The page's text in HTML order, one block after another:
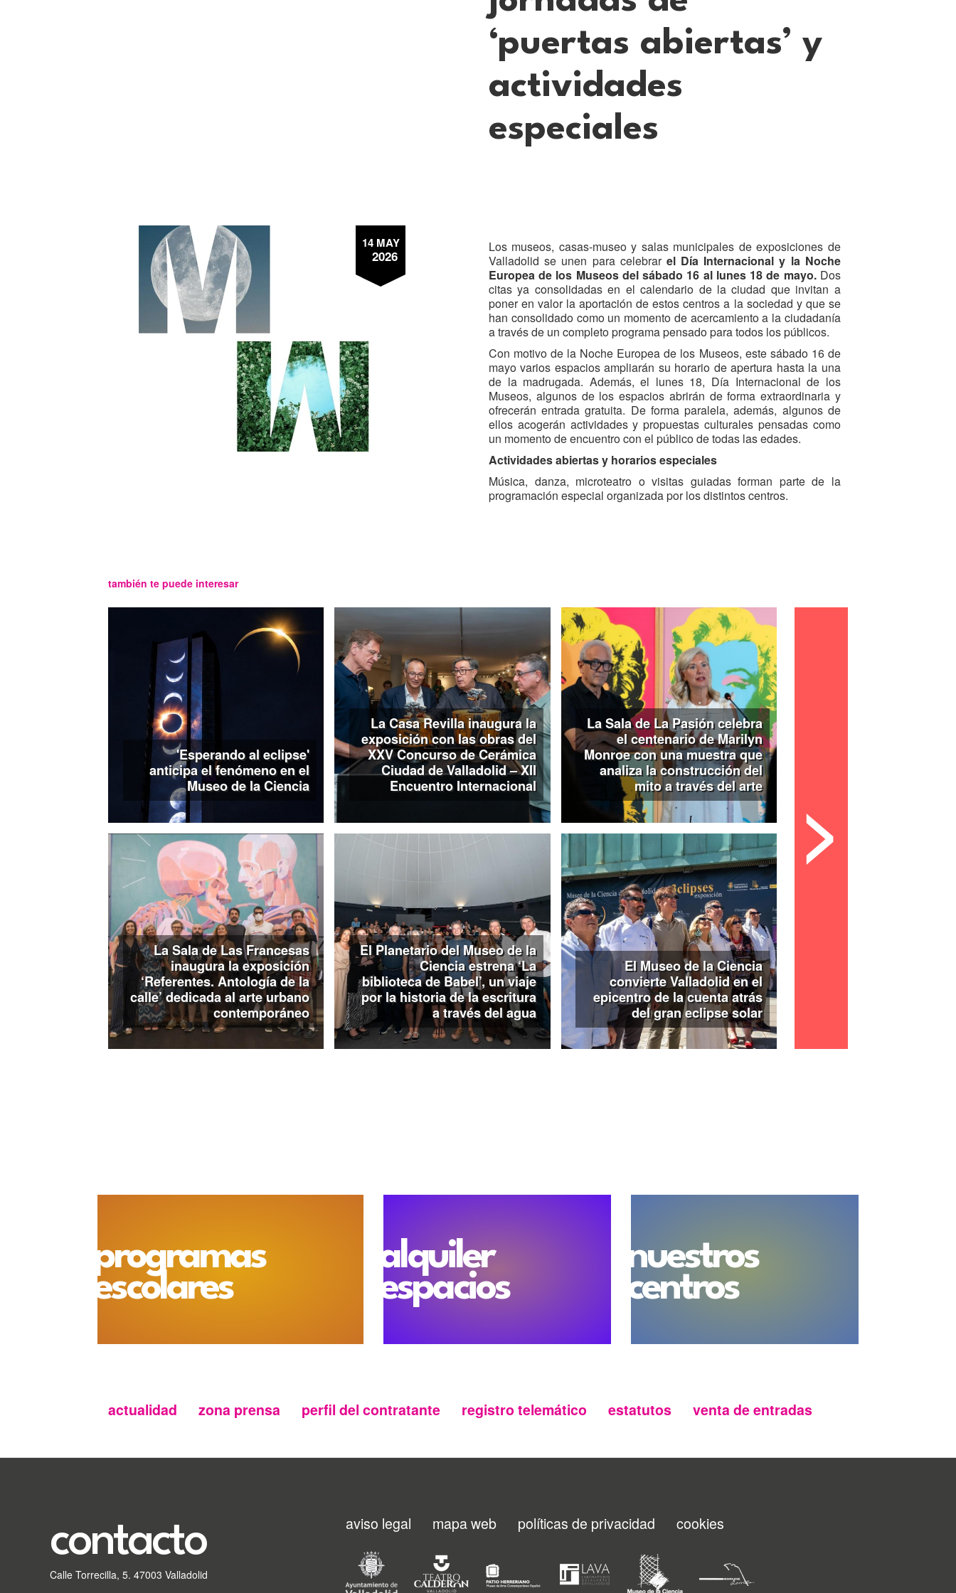
‘puertas abiertas’ y
actividades
especiales
14 MAY
2026
Los museos, casas-museo y salas municipales de exposiciones de
Valladolid se unen para celebrar el Día Internacional y la Noche
Europea de los Museos del sábado 16 al lunes 18 de mayo.Dos
citas ya consolidadas en el calendario de la ciudad que invitan a
poner en valor la aportación de estos centros a la sociedad y que se
han consolidado como un momento de acercamiento a la ciudadanía
a través de un completo programa pensado para todos los públicos.
Con motivo de la Noche Europea de los Museos, este sábado 16 de
mayo varios espacios ampliarán su horario de apertura hasta la una
de la madrugada. Además, el lunes 18, Día Internacional de los
Museos, algunos de los espacios abrirán de forma extraordinaria y
ofrecerán entrada gratuita. De forma paralela, además, algunos de
ellos acogerán actividades y propuestas culturales pensadas como
un momento de encuentro con el público de todas las edades.
Actividades abiertas y horarios especiales
Música, danza, microteatro o visitas guiadas forman parte de la
programación especial organizada por los distintos centros.
También abrirán sus puertas hasta la una de la madrugada del
domingo y de forma extraordinaria el lunes (con cierre la jornada del
domingo)
las Salas Municipales de Exposiciones de Las
Francesas, La Pasión y Casa Revilla.Las salas de La Pasión
organiza visitas guiadas a su muestra ‘Tres visiones de España:
Sorolla, Romero de Torres y Solana’ (sábado a las 20:00 y a las
22:00h) y la Sala de Las Francesas, a ‘La Baronesa de Wilson: una
vida increíble’ (sábado a las 20:00 y a las 21:30h), ambas sin
necesidad de inscripción previa.
El público familiar será protagonista en lacasa-museo de Colón
visitas teatralizadas para conocer la historia del almirante y sus viajes
el sábado 16 de mayo a las 19:00, 21:00 y 23:00 horas, con
inscripción previa en el 983 291 353. Con motivo de la Noche de los
Museos, el centro dedicado al navegante extenderá su horario hasta
la una de la madrugada, mientras que el lunes abrirá sus puertas de
forma extraordinaria con entrada gratuita (cierre el domingo 17).
Niños y familias podrán disfrutar también de las exposiciones
temporales y la colección permanente delMuseo de la Ciencia
amplía su horario: alargará su apertura del sábado hasta la una de la
madrugada del domingo (entrada gratuita desde las 19:15h) y abrirá
el lunes de 10:00 a 18:00h –Casa del Río, de 10:00 a 14:30h-, con
entrada libre todo el día. Además, ofrece una programación especial
de planetario con acceso mediante invitación. Pueden retirarse en el
propio museo el sábado desde las 19:15h para las sesiones de este
día y el lunes desde las 10:00 para los pases de en horario de
mañana y desde las 15:30h para los de tarde de esta jornada.
Por su parte, la
casa-museo de José Zorrillaacoge el espectáculo
de microteatro La promesa, basado en la leyenda de Bécquer
(sábado con pases cada hora entre las 20:30 y las 00:30h). La
entrada es gratuita con invitación, disponible en su recepción. El
Museo Casa de Cervantesse suma a la celebración con entrada
Exposiciones Teresa Ortega Coca, en el Palacio de Pimentel
permitirá visitar la muestra ‘Lo que estamos perdiendo y la fragilidad
de lo que nos queda’, de Julia Gallego, con un horario especial
(desde las 12:00h del sábado 16 hasta la una de la madrugada y el
lunes 18 en horario de mañana y tarde). Además, el sábado acogerá
También presentará su colección elMuseo de San Joaquín y Santa
Los museos de la ciudad acercan a los visitantes también a otros
13:00 y entre las 17:00 y las 19:00h), y del Museo Oriental, que se
11:00 y las 14:00h, el público podrá visitar de forma libre un itinerario
prefijado por los fondos del centro.
• Apertura extraordinaria: sábado de 11:00h a 01:00h del domingo y
también te puede interesar
'Esperando al eclipse'
anticipa el fenómeno en el
Museo de la Ciencia
La Casa Revilla inaugura la
exposición con las obras del
XXV Concurso de Cerámica
Ciudad de Valladolid – XII
Encuentro Internacional
La Sala de La Pasión celebra
el centenario de Marilyn
Monroe con una muestra que
analiza la construcción del
mito a través del arte
La Sala de Las Francesas
inaugura la exposición
‘Referentes. Antología de la
calle’ dedicada al arte urbano
contemporáneo
El Planetario del Museo de la
Ciencia estrena ‘La
biblioteca de Babel’, un viaje
por la historia de la escritura
a través del agua
El Museo de la Ciencia
convierte Valladolid en el
epicentro de la cuenta atrás
del gran eclipse solar
>
programas
escolares
alquiler
espacios
nuestros
centros
secundario
actualidad zona prensa perfil del contratante registro telemático estatutos venta de entradas
contacto
Calle Torrecilla, 5. 47003 Valladolid
Menu
footer
aviso legal mapa web políticas de privacidad cookies